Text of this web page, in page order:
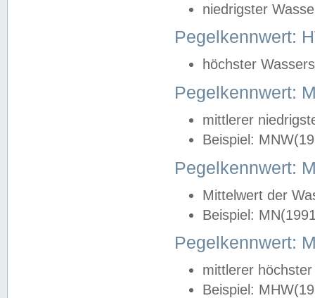
niedrigster
Pegelkennwert:
höchster
Pegelkennwert:
mittlerer
Beispiel:
Pegelkennwert:
Mittelwert der
Beispiel:
Pegelkennwert:
mittlerer
Beispiel: